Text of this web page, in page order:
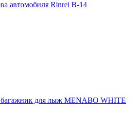
автомобиля Rinrei B-14